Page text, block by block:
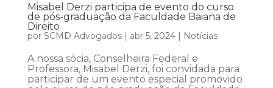
Misabel Derzi participa de evento do curso
de pós-graduação da Faculdade Baiana de
Direito
por SCMD Advogados| abr 5, 2024| Notícias
A nossa sócia, Conselheira Federal e
Professora, Misabel Derzi, foi convidada para
participar de um evento especial promovido